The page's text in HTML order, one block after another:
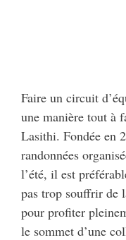
Faire un circuit
une manière tout à
Lasithi. Fondée en
randonnées
l’été, il est
pas trop souffrir de
pour profiter
le sommet d’une